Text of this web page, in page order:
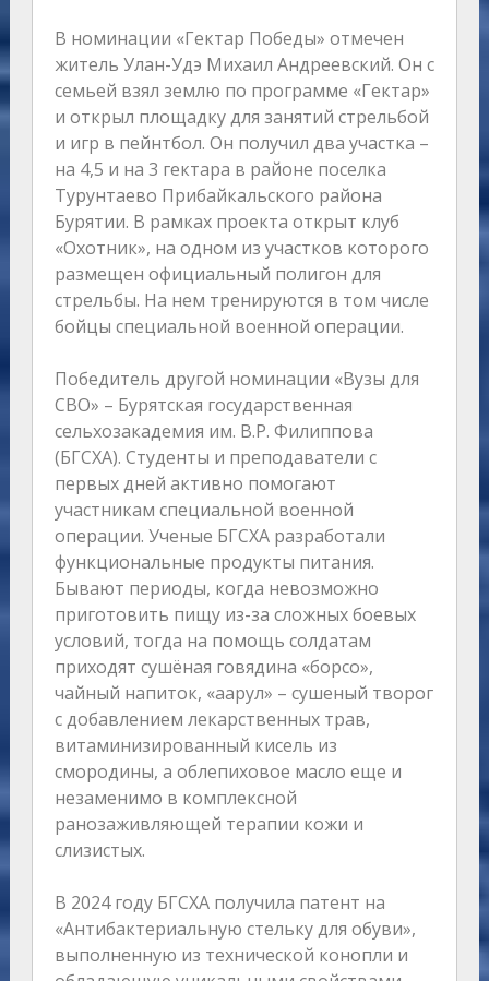
В номинации «Гектар Победы» отмечен
житель Улан-Удэ Михаил Андреевский. Он с
семьей взял землю по программе «Гектар»
и открыл площадку для занятий стрельбой
и игр в пейнтбол. Он получил два участка –
на 4,5 и на 3 гектара в районе поселка
Турунтаево Прибайкальского района
Бурятии. В рамках проекта открыт клуб
«Охотник», на одном из участков которого
размещен официальный полигон для
стрельбы. На нем тренируются в том числе
бойцы специальной военной операции.
Победитель другой номинации «Вузы для
СВО» – Бурятская государственная
сельхозакадемия им. В.Р. Филиппова
(БГСХА). Студенты и преподаватели с
первых дней активно помогают
участникам специальной военной
операции. Ученые БГСХА разработали
функциональные продукты питания.
Бывают периоды, когда невозможно
приготовить пищу из-за сложных боевых
условий, тогда на помощь солдатам
приходят сушёная говядина «борсо»,
чайный напиток, «аарул» – сушеный творог
с добавлением лекарственных трав,
витаминизированный кисель из
смородины, а облепиховое масло еще и
незаменимо в комплексной
ранозаживляющей терапии кожи и
слизистых.
В 2024 году БГСХА получила патент на
«Антибактериальную стельку для обуви»,
выполненную из технической конопли и